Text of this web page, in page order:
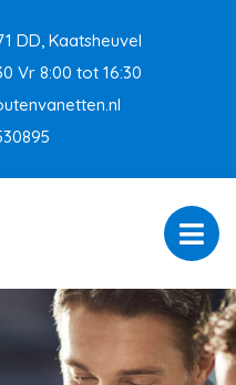
DD, Kaatsheuvel
Vr 8:00 tot 16:30